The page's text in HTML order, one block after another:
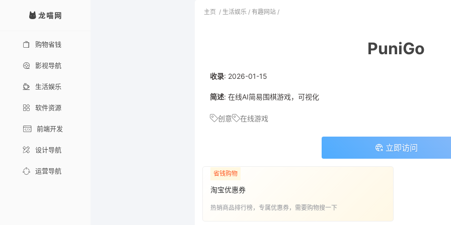
龙喵网
购物省钱
影视导航
生活娱乐
软件资源
前端开发
设计导航
运营导航
主页 / 生活娱乐 / 有趣网站 /
PuniGo
收录: 2026-01-15
简述: 在线AI简易围棋游戏，可视化
创意 在线游戏
立即访问
省钱购物
淘宝优惠券
热销商品排行榜，专属优惠券，需要购物搜一下